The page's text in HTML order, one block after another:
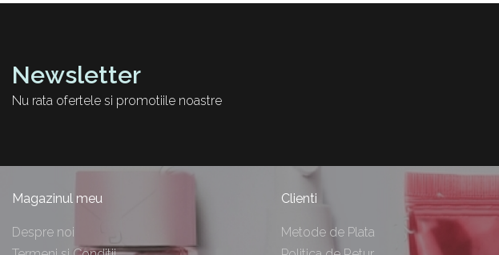
Newsletter
Nu rata ofertele si promotiile noastre
Magazinul meu
Despre noi
Clienti
Metode de Plata